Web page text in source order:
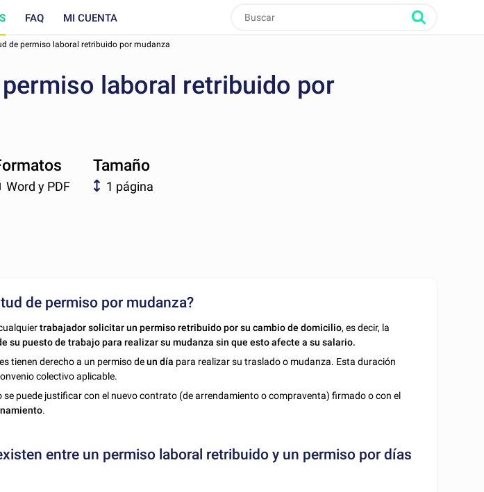
FAQ MI CUENTA
de permiso laboral retribuido por mudanza
laboral retribuido por
Word y PDF
Tamaño
1 página
de permiso por mudanza?
trabajador solicitar un permiso retribuido por su cambio de domicilio, es decir, la
su puesto de trabajo para realizar su mudanza sin que esto afecte a su salario.
tienen derecho a un permiso deun día para realizar su traslado o mudanza. Esta duración
colectivo aplicable.
se puede justificar con el nuevo contrato (de arrendamiento o compraventa) firmado o con el
.
entre un permiso laboral retribuido y un permiso por días